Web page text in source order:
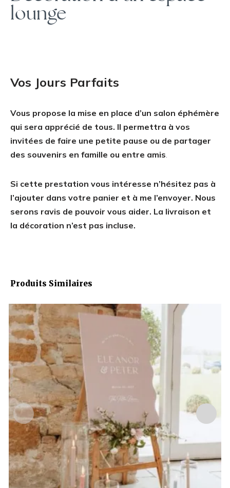
lounge
Vos Jours Parfaits
Vous propose la mise en place d’un salon éphémère
qui sera apprécié de tous. Il permettra à vos
invitées de faire une petite pause ou de partager
des souvenirs en famille ou entre amis
Si cette prestation vous intéresse n’hésitez pas à
l’ajouter dans votre panier et à me l’envoyer. Nous
serons ravis de pouvoir vous aider. La livraison et
la décoration n’est pas incluse.
Produits Similaires